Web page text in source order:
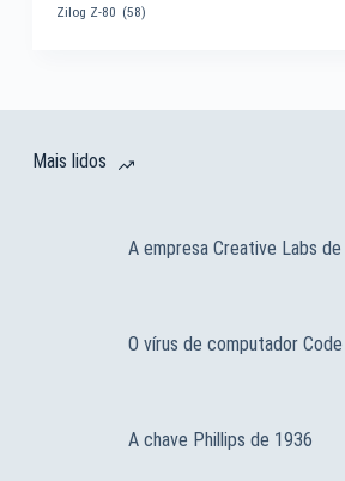
Zilog Z-80 (58)
Mais lidos
A empresa Creative Labs de
O vírus de computador
A chave Phillips de 1936